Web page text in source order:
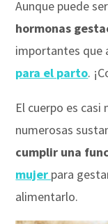
Aunque puede
hormonas
importantes que
para el parto.
El cuerpo es
numerosas
cumplir una
mujer para
alimentarlo.